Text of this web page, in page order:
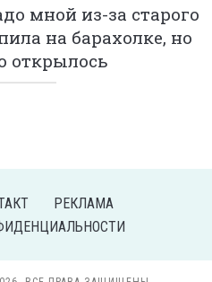
мной из-за старого
на барахолке, но
открылось
РЕКЛАМА